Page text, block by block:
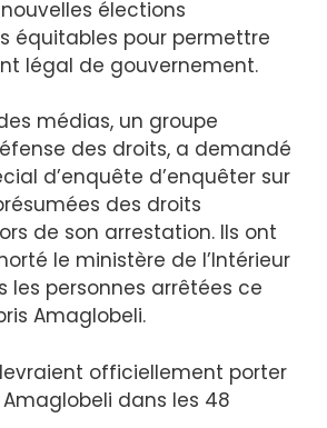
élections
équitables pour permettre
légal de gouvernement.
médias, un groupe
des droits, a demandé
d’enquête d’enquêter sur
des droits
de son arrestation. Ils ont
le ministère de l’Intérieur
les personnes arrêtées ce
Amaglobeli.
officiellement porter
dans les 48